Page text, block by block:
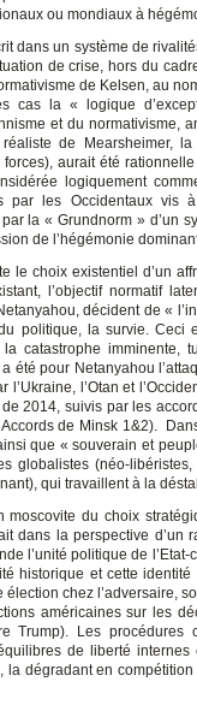
ou mondiaux à
dans un système de
de crise, hors du
de Kelsen, au
cas la « logique
et du normativisme,
de Mearsheimer,
aurait été
logiquement
par les Occidentaux vis
la « Grundnorm » d’un
de l’hégémonie
le choix existentiel d’un
l’objectif normatif
décident de «
politique, la survie. Ceci
catastrophe imminente,
été pour Netanyahou
l’Ukraine, l’Otan et
2014, suivis par les
de Minsk 1&2).
que « souverain et
globalistes (néo-
qui travaillent à la
moscovite du choix
dans la perspective d’un
l’unité politique de
historique et cette
élection chez l’adversaire,
américaines sur les
Trump). Les
de liberté
la dégradant en